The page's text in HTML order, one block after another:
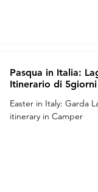
Pasqua in Italia:
Itinerario di
Easter in Italy: Garda
itinerary in Camper